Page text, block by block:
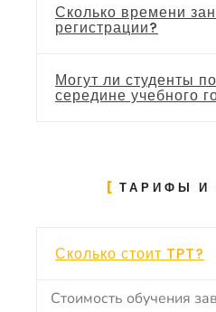
Сколько времени
регистрации?
Могут ли студенты
середине учебного
ТАРИФЫ И
Сколько стоит TPT?
Стоимость обучения